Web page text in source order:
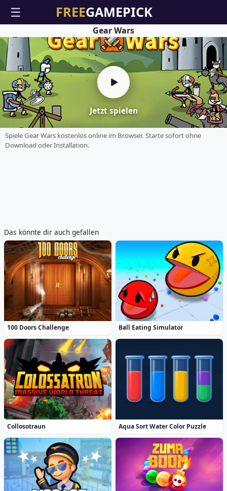
☰
Jetzt spielen
Gear Wars
Spiele Gear Wars kostenlos online im Browser. Starte sofort ohne
Download oder Installation.
Das könnte dir auch gefallen
100 Doors Challenge Ball Eating Simulator
Collosotraun Aqua Sort Water Color Puzzle